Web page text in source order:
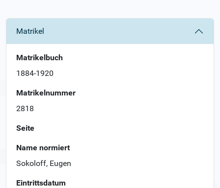
Matrikel
Matrikelbuch
1884-1920
Matrikelnummer
2818
Seite
Name normiert
Sokoloff, Eugen
Eintrittsdatum